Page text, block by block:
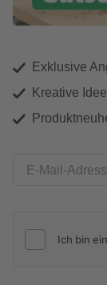
Exklusive
Kreative
E-Mail-